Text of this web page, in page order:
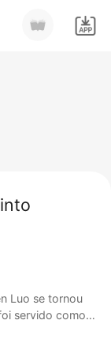
Luo se tornou
servido como